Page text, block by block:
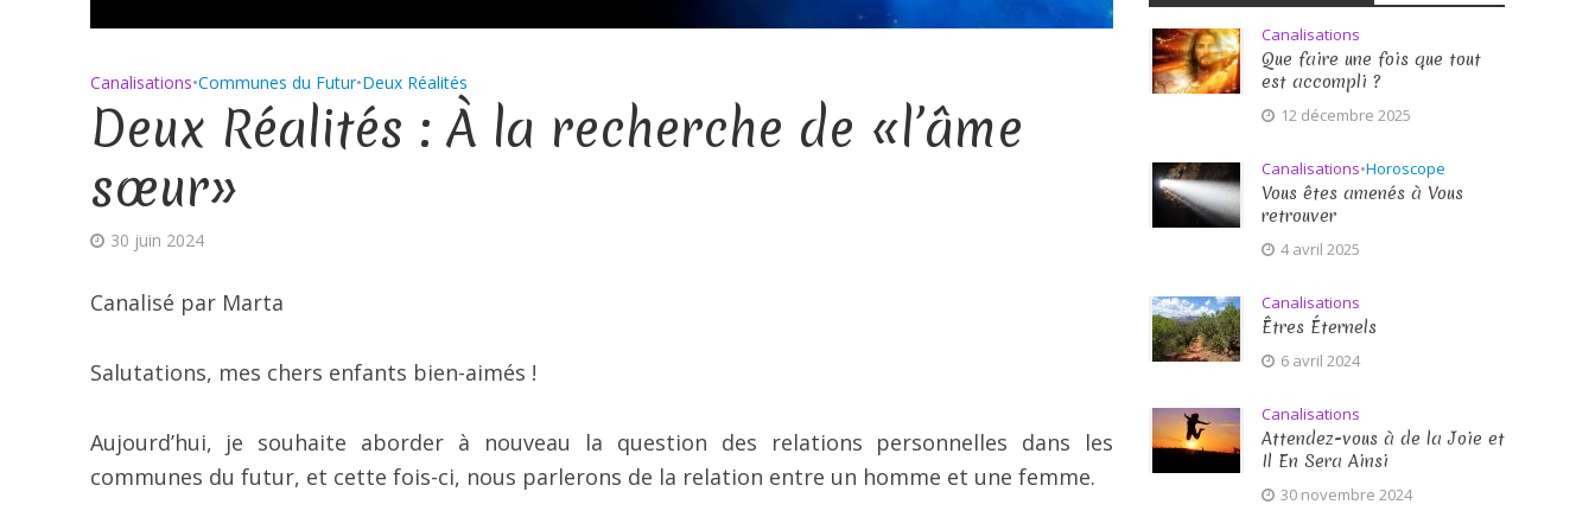
Canalisations•Communes du Futur•Deux Réalités
Deux Réalités : À la recherche de «l’âme
sœur»
30 juin 2024
Canalisé par Marta
Salutations, mes chers enfants bien-aimés !
Aujourd’hui, je souhaite aborder à nouveau la question des relations personnelles dans les
communes du futur, et cette fois-ci, nous parlerons de la relation entre un homme et une femme.
Canalisations
Que faire une fois que tout
est accompli ?
12 décembre 2025
Canalisations•Horoscope
Vous êtes amenés à Vous
retrouver
4 avril 2025
Canalisations
Êtres Éternels
6 avril 2024
Canalisations
Attendez-vous à de la Joie et
Il En Sera Ainsi
30 novembre 2024